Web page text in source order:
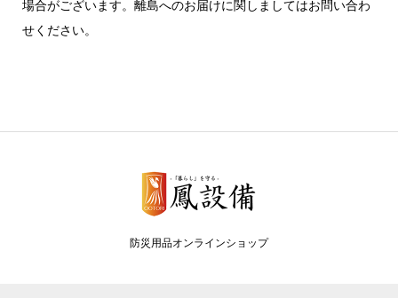
場合がございます。離島へのお届けに関しましてはお問い合わ
せください。
防災用品オンラインショップ